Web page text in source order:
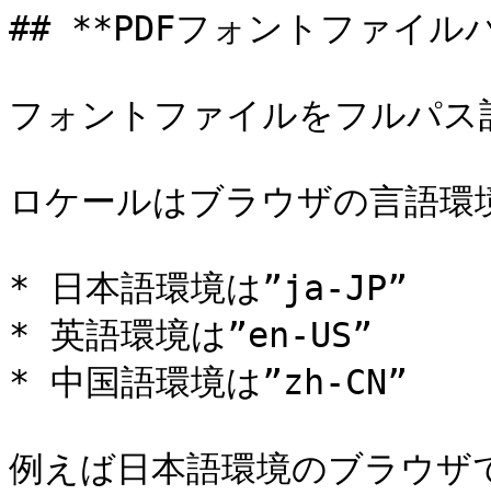
## **PDFフォントファイル
フォントファイルをフルパ
ロケールはブラウザの言語環
* 日本語環境は”ja-JP”
* 英語環境は”en-US”
* 中国語環境は”zh-CN”
例えば日本語環境のブラウ